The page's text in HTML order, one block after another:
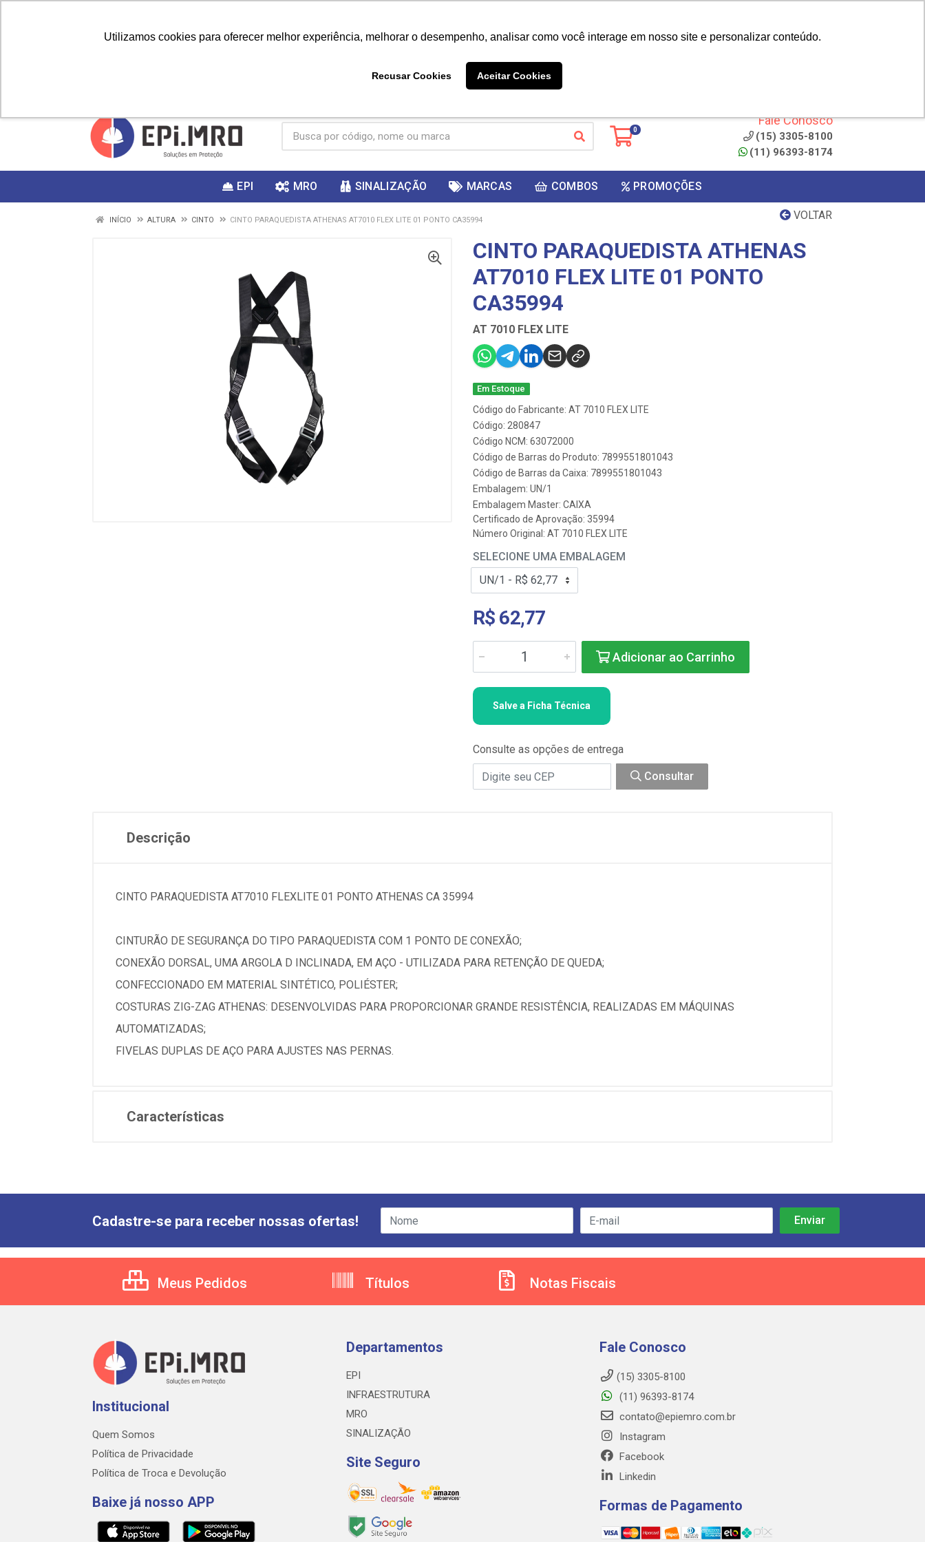
Utilizamos cookies para oferecer melhor experiência, melhorar o desempenho, analisar como você interage em nosso site e personalizar conteúdo.
Recusar Cookies Aceitar Cookies
ganhar
0
Fale Conosco
(15) 3305-8100
(11) 96393-8174
EPI MRO SINALIZAÇÃO MARCAS COMBOS PROMOÇÕES
VOLTAR
INÍCIO ALTURA CINTO CINTO PARAQUEDISTA ATHENAS AT7010 FLEX LITE 01 PONTO CA35994
CINTO PARAQUEDISTA ATHENAS
AT7010 FLEX LITE 01 PONTO
CA35994
AT 7010 FLEX LITE
Em Estoque
Código do Fabricante: AT 7010 FLEX LITE
Código: 280847
Código NCM: 63072000
Código de Barras do Produto: 7899551801043
Código de Barras da Caixa: 7899551801043
Embalagem: UN/1
Embalagem Master: CAIXA
Certificado de Aprovação: 35994
Número Original: AT 7010 FLEX LITE
SELECIONE UMA EMBALAGEM
R$ 62,77
Adicionar ao Carrinho
Salve a Ficha Técnica
Consulte as opções de entrega
Consultar
Descrição
CINTO PARAQUEDISTA AT7010 FLEXLITE 01 PONTO ATHENAS CA 35994
CINTURÃO DE SEGURANÇA DO TIPO PARAQUEDISTA COM 1 PONTO DE CONEXÃO;
CONEXÃO DORSAL, UMA ARGOLA D INCLINADA, EM AÇO - UTILIZADA PARA RETENÇÃO DE QUEDA;
CONFECCIONADO EM MATERIAL SINTÉTICO, POLIÉSTER;
COSTURAS ZIG-ZAG ATHENAS: DESENVOLVIDAS PARA PROPORCIONAR GRANDE RESISTÊNCIA, REALIZADAS EM MÁQUINAS
AUTOMATIZADAS;
FIVELAS DUPLAS DE AÇO PARA AJUSTES NAS PERNAS.
Características
Cadastre-se para receber nossas ofertas!
Meus Pedidos Títulos Notas Fiscais
Institucional
Quem Somos
Política de Privacidade
Política de Troca e Devolução
Baixe já nosso APP
Departamentos
EPI
INFRAESTRUTURA
MRO
SINALIZAÇÃO
Site Seguro
Fale Conosco
(15) 3305-8100
(11) 96393-8174
contato@epiemro.com.br
Instagram
Facebook
Linkedin
Formas de Pagamento